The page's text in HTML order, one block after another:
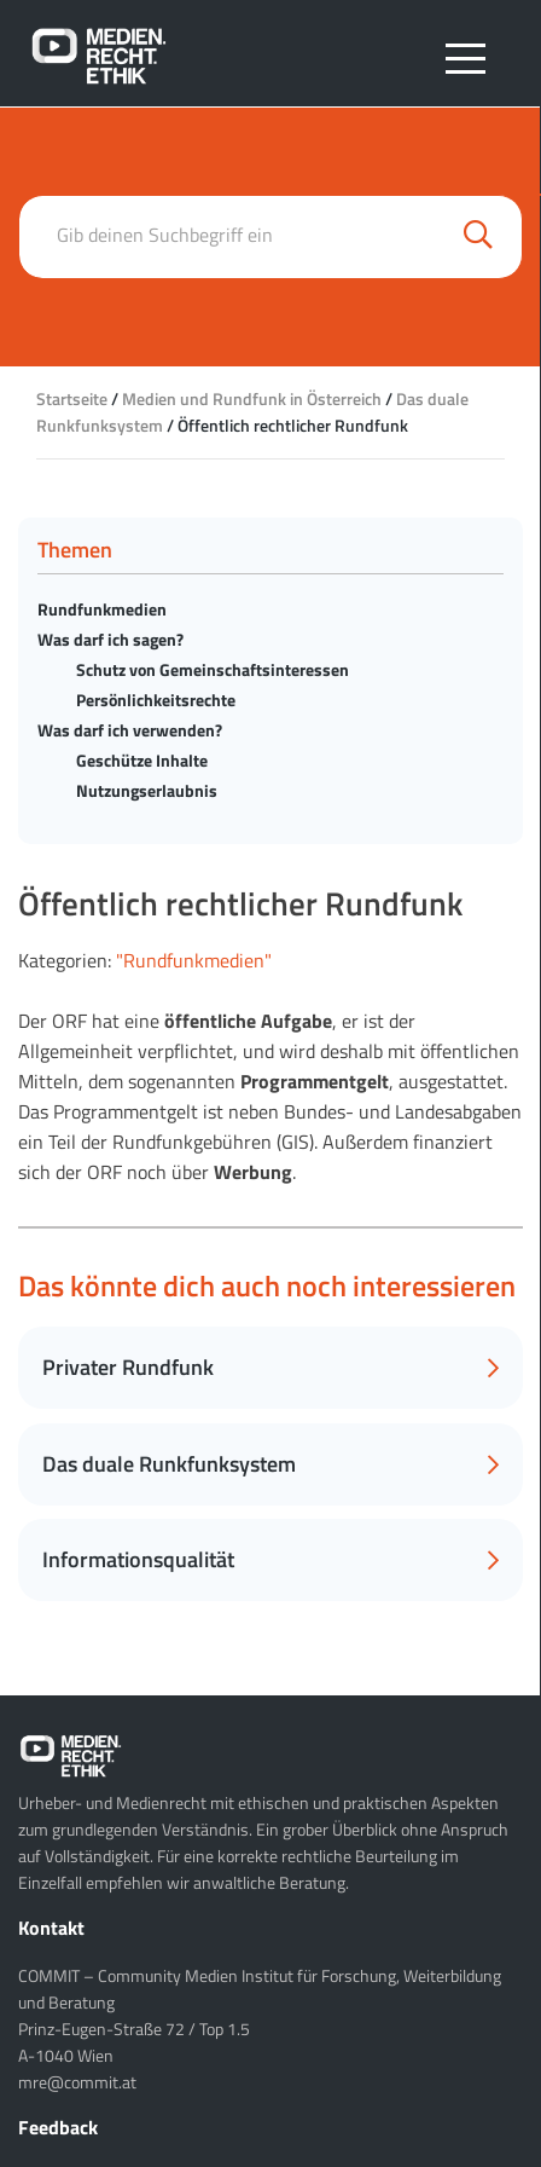
Search
Gib deinen Suchbegriff ein
Startseite/Medien und Rundfunk in Österreich/Das duale
Runkfunksystem/Öffentlich rechtlicher Rundfunk
Themen
Rundfunkmedien
Was darf ich sagen?
Schutz von Gemeinschaftsinteressen
Persönlichkeitsrechte
Was darf ich verwenden?
Geschütze Inhalte
Nutzungserlaubnis
Öffentlich rechtlicher Rundfunk
Kategorien: "Rundfunkmedien"
Der ORF hat eineöffentliche Aufgabe, er ist der
Allgemeinheit verpflichtet, und wird deshalb mit öffentlichen
Mitteln, dem sogenannten Programmentgelt, ausgestattet.
Das Programmentgelt ist neben Bundes- und Landesabgaben
ein Teil der Rundfunkgebühren (GIS). Außerdem finanziert
sich der ORF noch überWerbung.
Das könnte dich auch noch interessieren
Privater Rundfunk
Das duale Runkfunksystem
Informationsqualität
Urheber- und Medienrecht mit ethischen und praktischen Aspekten
zum grundlegenden Verständnis. Ein grober Überblick ohne Anspruch
auf Vollständigkeit. Für eine korrekte rechtliche Beurteilung im
Einzelfall empfehlen wir anwaltliche Beratung.
Kontakt
COMMIT – Community Medien Institut für Forschung, Weiterbildung
und Beratung
Prinz-Eugen-Straße 72 / Top 1.5
A-1040 Wien
mre@commit.at
Feedback